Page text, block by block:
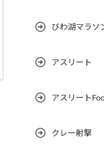
びわ湖マラソ
アスリート
アスリート
クレー射撃